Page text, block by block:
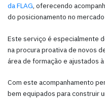
da FLAG, oferecendo
do posicionamento no
Este serviço é especialmente
na procura proativa de novos
área de formação e ajustados
Com este acompanhamento
bem equipados para construir